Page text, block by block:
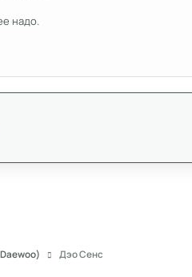
надо.
Дэо Сенс